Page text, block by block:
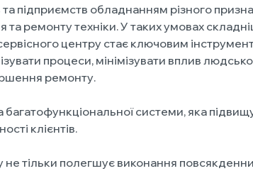
підприємств обладнанням різного
ремонту техніки. У таких умовах
центру стає ключовим
процеси, мінімізувати вплив
ремонту.
системи, яка
клієнтів.
тільки полегшує виконання